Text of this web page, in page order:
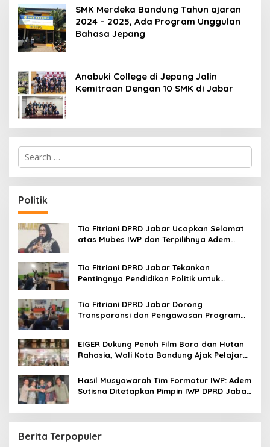
SMK Merdeka Bandung Tahun ajaran
2024 – 2025, Ada Program Unggulan
Bahasa Jepang
Anabuki College di Jepang Jalin
Kemitraan Dengan 10 SMK di Jabar
S
r
c
h
f
o
:
Politik
Tia Fitriani DPRD Jabar Ucapkan Selamat
atas Mubes IWP dan Terpilihnya Adem
Tia Fitriani DPRD Jabar Tekankan
Pentingnya Pendidikan Politik untuk
Bandung
Tia Fitriani DPRD Jabar Dorong
Transparansi dan Pengawasan Program
EIGER Dukung Penuh Film Bara dan Hutan
Rahasia, Wali Kota Bandung Ajak Pelajar
Hasil Musyawarah Tim Formatur IWP: Adem
Sutisna Ditetapkan Pimpin IWP DPRD Jabar
Berita Terpopuler